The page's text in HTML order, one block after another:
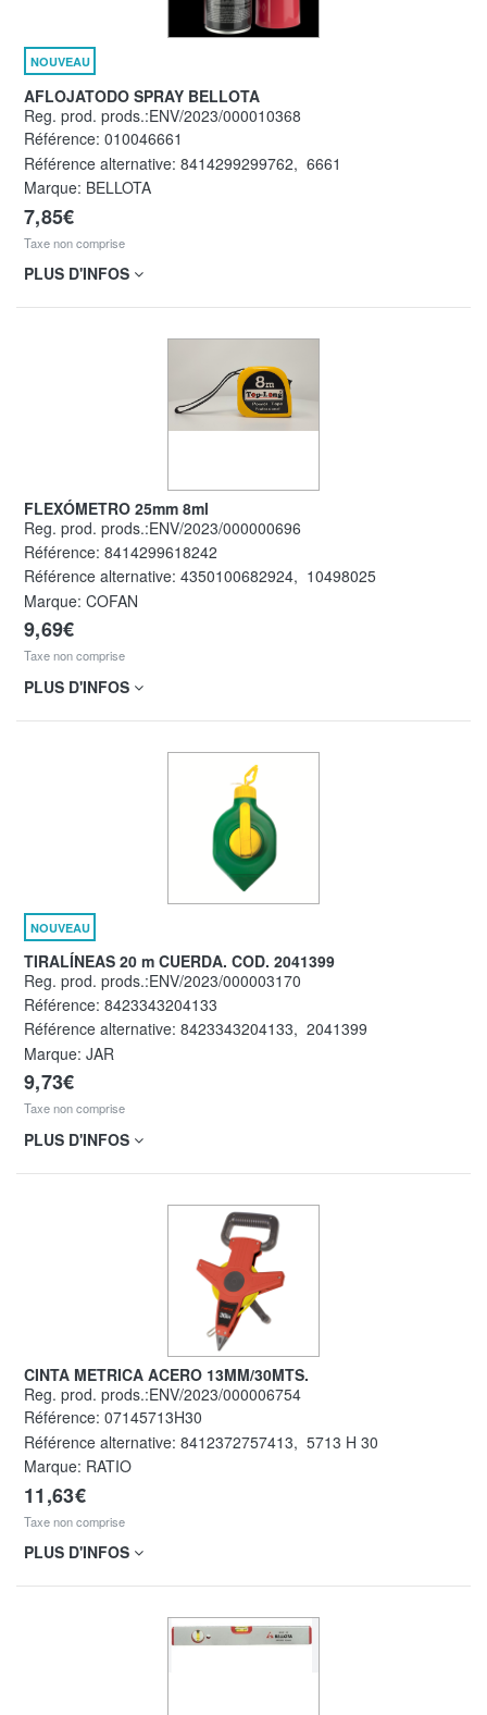
NOUVEAU
AFLOJATODO SPRAY BELLOTA
Reg. prod. prods.:ENV/2023/000010368
Référence: 010046661
Référence alternative: 8414299299762, 6661
Marque: BELLOTA
7,85€
Taxe non comprise
PLUS D'INFOS
FLEXÓMETRO 25mm 8ml
Reg. prod. prods.:ENV/2023/000000696
Référence: 8414299618242
Référence alternative: 4350100682924, 10498025
Marque: COFAN
9,69€
Taxe non comprise
PLUS D'INFOS
NOUVEAU
TIRALÍNEAS 20 m CUERDA. COD. 2041399
Reg. prod. prods.:ENV/2023/000003170
Référence: 8423343204133
Référence alternative: 8423343204133, 2041399
Marque: JAR
9,73€
Taxe non comprise
PLUS D'INFOS
CINTA METRICA ACERO 13MM/30MTS.
Reg. prod. prods.:ENV/2023/000006754
Référence: 07145713H30
Référence alternative: 8412372757413, 5713 H 30
Marque: RATIO
11,63€
Taxe non comprise
PLUS D'INFOS